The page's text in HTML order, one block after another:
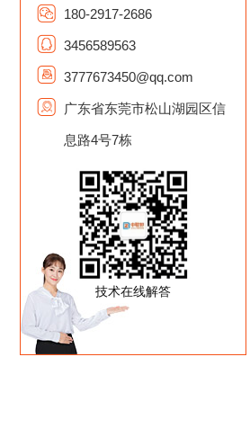
180-2917-2686
3456589563
3777673450@qq.com
广东省东莞市松山湖园区信
息路4号7栋
技术在线解答